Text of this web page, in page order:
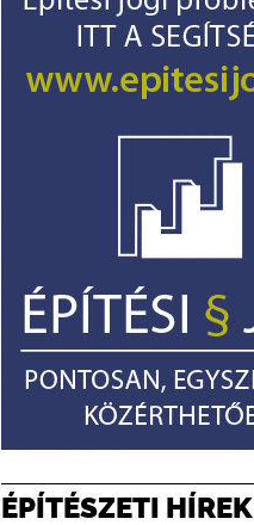
ÉPÍTÉSZETI HÍREK